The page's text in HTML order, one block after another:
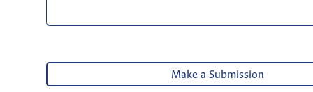
Make a Submission